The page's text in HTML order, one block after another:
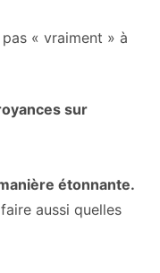
pas « vraiment » à
sur
étonnante.
aussi quelles